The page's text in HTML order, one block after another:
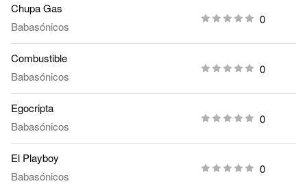
Chupa Gas
Babasónicos
0
Combustible
Babasónicos
0
Egocripta
Babasónicos
0
El Playboy
Babasónicos
0